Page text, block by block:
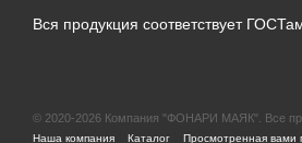
Вся продукция соответствует
© 2020-2026 Компания "ФОНАРИ МАЯК". Все
Наша компания Каталог Просмотренная вами